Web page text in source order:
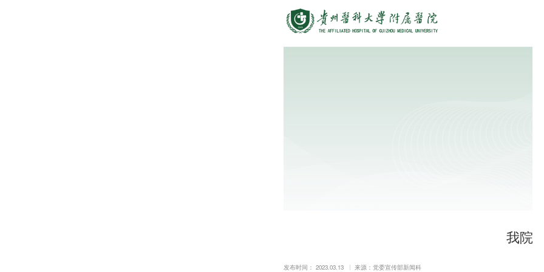
我院
发布时间： 2023.03.13 来源：党委宣传部新闻科